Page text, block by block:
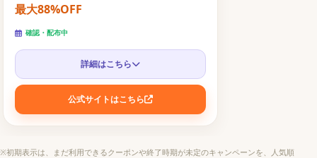
最大88%OFF
確認・配布中
詳細はこちら
公式サイトはこちら
※初期表示は、まだ利用できるクーポンや終了時期が未定のキャンペーンを、人気順